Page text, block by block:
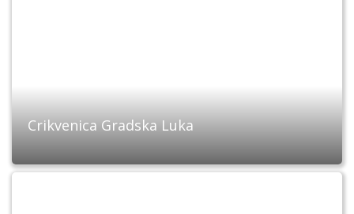
Crikvenica Gradska Luka